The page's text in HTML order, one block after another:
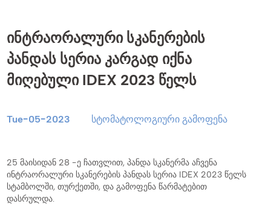
ინტრაორალური სკანერების
პანდას სერია კარგად იქნა
მიღებული IDEX 2023 წელს
Tue-05-2023 სტომატოლოგიური გამოფენა
25 მაისიდან 28 -ე ჩათვლით, პანდა სკანერმა აჩვენა
ინტრაორალური სკანერების პანდას სერია IDEX 2023 წელს
სტამბოლში, თურქეთში, და გამოფენა წარმატებით
დასრულდა.